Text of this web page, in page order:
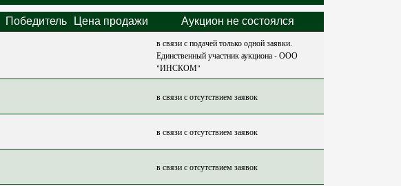
Победитель Цена продажи Аукцион не состоялся
в связи с подачей только одной заявки.
Единственный участник аукциона - ООО
"ИНСКОМ"
в связи с отсутствием заявок
в связи с отсутствием заявок
в связи с отсутствием заявок